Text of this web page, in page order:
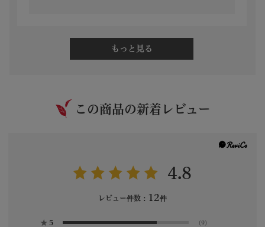
もっと見る
この商品の新着レビュー
4.8
レビュー件数： 12件
★ 5 (9)